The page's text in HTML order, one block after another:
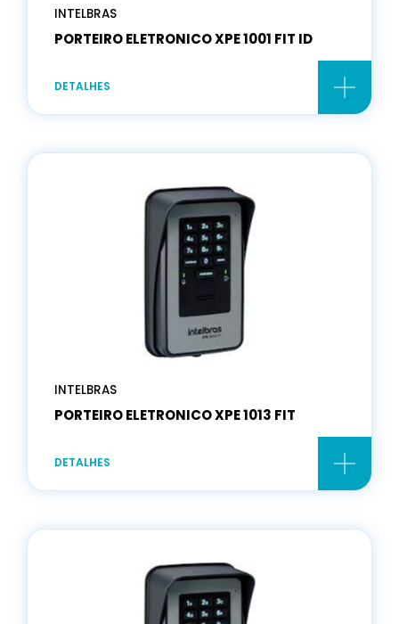
INTELBRAS
PORTEIRO ELETRONICO XPE 1001 FIT ID
DETALHES
INTELBRAS
PORTEIRO ELETRONICO XPE 1013 FIT
DETALHES